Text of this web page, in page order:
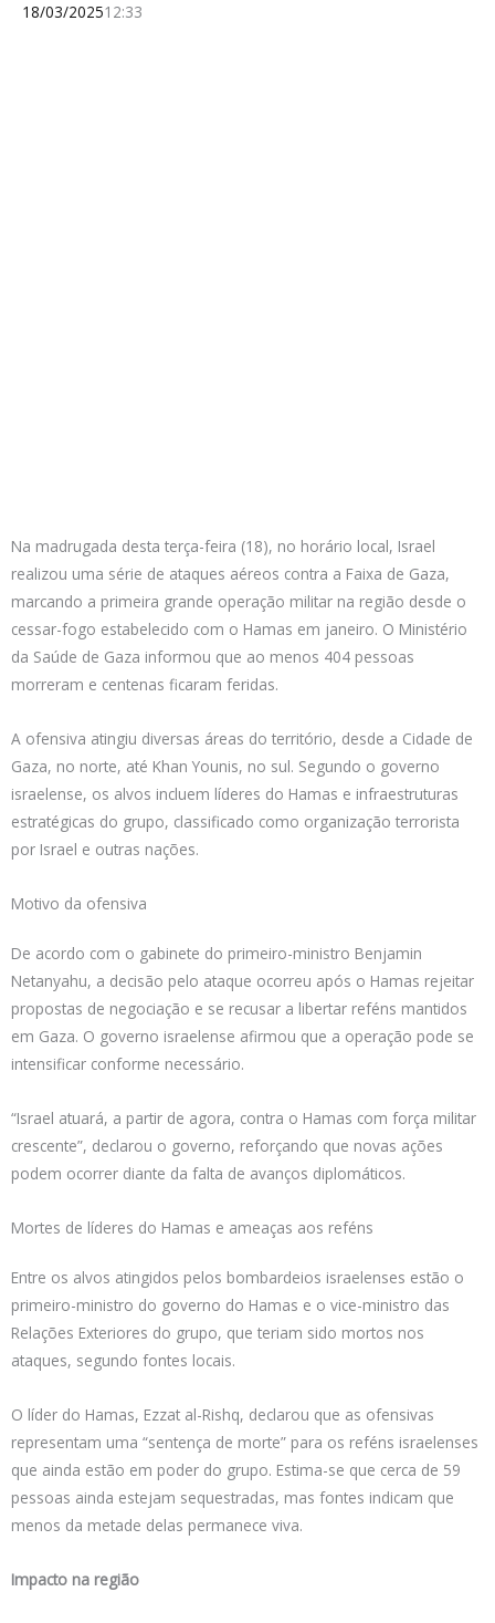
18/03/202512:33
Na madrugada desta terça-feira (18), no horário local, Israel
realizou uma série de ataques aéreos contra a Faixa de Gaza,
marcando a primeira grande operação militar na região desde o
cessar-fogo estabelecido com o Hamas em janeiro. O Ministério
da Saúde de Gaza informou que ao menos 404 pessoas
morreram e centenas ficaram feridas.
A ofensiva atingiu diversas áreas do território, desde a Cidade de
Gaza, no norte, até Khan Younis, no sul. Segundo o governo
israelense, os alvos incluem líderes do Hamas e infraestruturas
estratégicas do grupo, classificado como organização terrorista
por Israel e outras nações.
Motivo da ofensiva
De acordo com o gabinete do primeiro-ministro Benjamin
Netanyahu, a decisão pelo ataque ocorreu após o Hamas rejeitar
propostas de negociação e se recusar a libertar reféns mantidos
em Gaza. O governo israelense afirmou que a operação pode se
intensificar conforme necessário.
“Israel atuará, a partir de agora, contra o Hamas com força militar
crescente”, declarou o governo, reforçando que novas ações
podem ocorrer diante da falta de avanços diplomáticos.
Mortes de líderes do Hamas e ameaças aos reféns
Entre os alvos atingidos pelos bombardeios israelenses estão o
primeiro-ministro do governo do Hamas e o vice-ministro das
Relações Exteriores do grupo, que teriam sido mortos nos
ataques, segundo fontes locais.
O líder do Hamas, Ezzat al-Rishq, declarou que as ofensivas
representam uma “sentença de morte” para os reféns israelenses
que ainda estão em poder do grupo. Estima-se que cerca de 59
pessoas ainda estejam sequestradas, mas fontes indicam que
menos da metade delas permanece viva.
Impacto na região